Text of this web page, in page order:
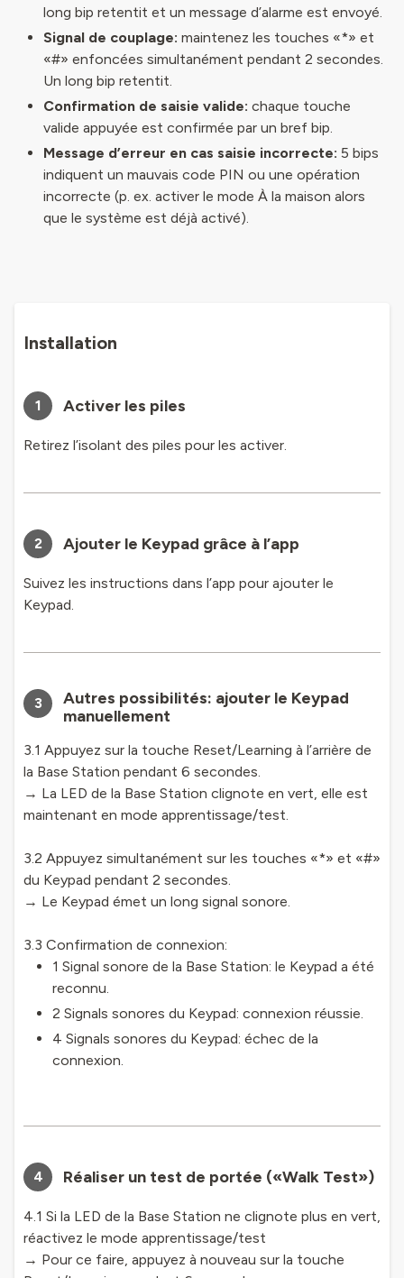
long bip retentit et un message d’alarme est envoyé.
Signal de couplage: maintenez les touches «*» et
«#» enfoncées simultanément pendant 2 secondes.
Un long bip retentit.
Confirmation de saisie valide: chaque touche
valide appuyée est confirmée par un bref bip.
Message d’erreur en cas saisie incorrecte: 5 bips
indiquent un mauvais code PIN ou une opération
incorrecte (p. ex. activer le mode À la maison alors
que le système est déjà activé).
Installation
1 Activer les piles
Retirez l’isolant des piles pour les activer.
2 Ajouter le Keypad grâce à l’app
Suivez les instructions dans l’app pour ajouter le
Keypad.
3
Autres possibilités: ajouter le Keypad
manuellement
3.1 Appuyez sur la touche Reset/Learning à l’arrière de
la Base Station pendant 6 secondes.
→ La LED de la Base Station clignote en vert, elle est
maintenant en mode apprentissage/test.
3.2 Appuyez simultanément sur les touches «*» et «#»
du Keypad pendant 2 secondes.
→ Le Keypad émet un long signal sonore.
3.3 Confirmation de connexion:
1 Signal sonore de la Base Station: le Keypad a été
reconnu.
2 Signals sonores du Keypad: connexion réussie.
4 Signals sonores du Keypad: échec de la
connexion.
4 Réaliser un test de portée («Walk Test»)
4.1 Si la LED de la Base Station ne clignote plus en vert,
réactivez le mode apprentissage/test
→ Pour ce faire, appuyez à nouveau sur la touche